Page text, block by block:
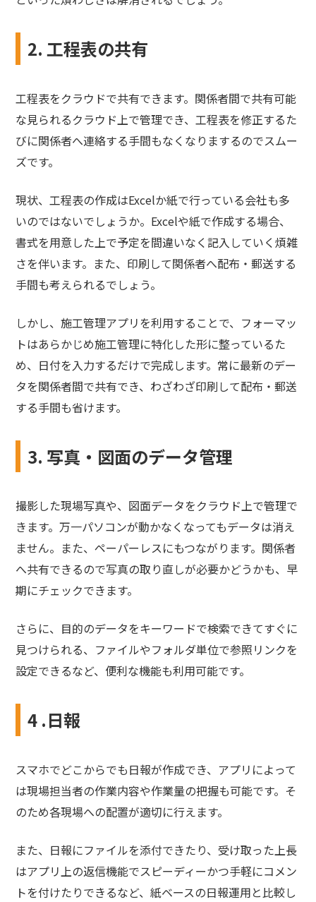
2. 工程表の共有
工程表をクラウドで共有できます。関係者間で共有可能
な見られるクラウド上で管理でき、工程表を修正するた
びに関係者へ連絡する手間もなくなりまするのでスムー
ズです。
現状、工程表の作成はExcelか紙で行っている会社も多
いのではないでしょうか。Excelや紙で作成する場合、
書式を用意した上で予定を間違いなく記入していく煩雑
さを伴います。また、印刷して関係者へ配布・郵送する
手間も考えられるでしょう。
しかし、施工管理アプリを利用することで、フォーマッ
トはあらかじめ施工管理に特化した形に整っているた
め、日付を入力するだけで完成します。常に最新のデー
タを関係者間で共有でき、わざわざ印刷して配布・郵送
する手間も省けます。
3. 写真・図面のデータ管理
撮影した現場写真や、図面データをクラウド上で管理で
きます。万一パソコンが動かなくなってもデータは消え
ません。また、ペーパーレスにもつながります。関係者
へ共有できるので写真の取り直しが必要かどうかも、早
期にチェックできます。
さらに、目的のデータをキーワードで検索できてすぐに
見つけられる、ファイルやフォルダ単位で参照リンクを
設定できるなど、便利な機能も利用可能です。
4 .日報
スマホでどこからでも日報が作成でき、アプリによって
は現場担当者の作業内容や作業量の把握も可能です。そ
のため各現場への配置が適切に行えます。
また、日報にファイルを添付できたり、受け取った上長
はアプリ上の返信機能でスピーディーかつ手軽にコメン
トを付けたりできるなど、紙ベースの日報運用と比較し